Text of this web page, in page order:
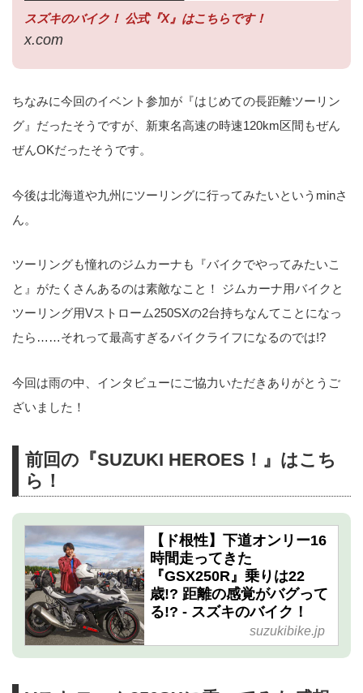
スズキのバイク！ 公式『X』はこちらです！
x.com
ちなみに今回のイベント参加が『はじめての長距離ツーリン
グ』だったそうですが、新東名高速の時速120km区間もぜん
ぜんOKだったそうです。
今後は北海道や九州にツーリングに行ってみたいというminさ
ん。
ツーリングも憧れのジムカーナも『バイクでやってみたいこ
と』がたくさんあるのは素敵なこと！ ジムカーナ用バイクと
ツーリング用Vストローム250SXの2台持ちなんてことになっ
たら……それって最高すぎるバイクライフになるのでは!?
今回は雨の中、インタビューにご協力いただきありがとうご
ざいました！
前回の『SUZUKI HEROES！』はこち
ら！
【ド根性】下道オンリー16
時間走ってきた
『GSX250R』乗りは22
歳!? 距離の感覚がバグって
る!? - スズキのバイク！
suzukibike.jp